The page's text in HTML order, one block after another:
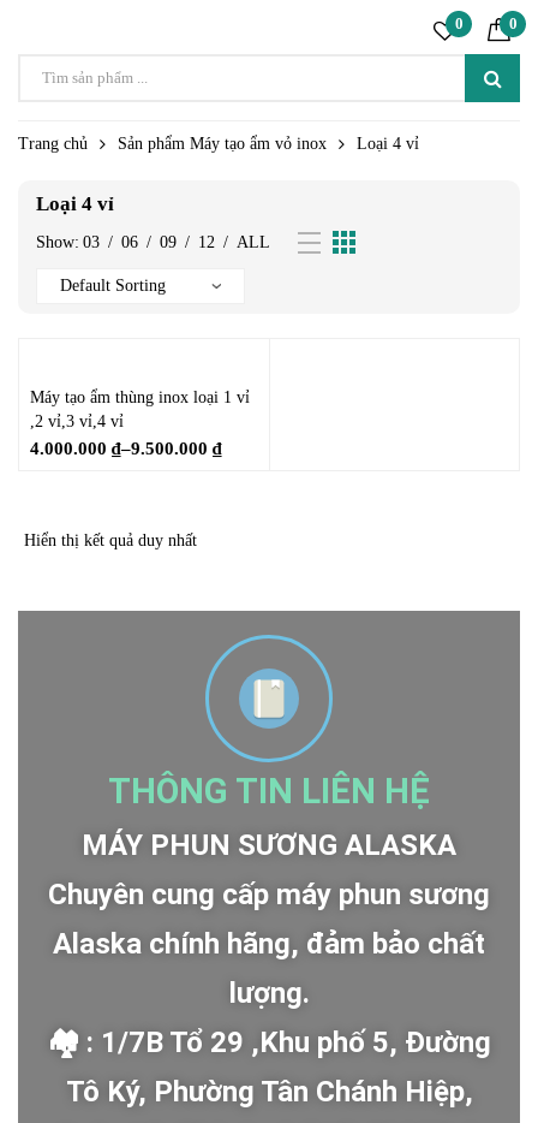
0 0
Trang chủ Sản phẩm Máy tạo ẩm vỏ inox Loại 4 vỉ
Loại 4 vỉ
Show: 03 / 06 / 09 / 12 / ALL
Máy tạo ẩm thùng inox loại 1 vỉ
,2 vỉ,3 vỉ,4 vỉ
4.000.000 ₫–9.500.000 ₫
Hiển thị kết quả duy nhất
THÔNG TIN LIÊN HỆ
MÁY PHUN SƯƠNG ALASKA
Chuyên cung cấp máy phun sương
Alaska chính hãng, đảm bảo chất
lượng.
🏘 : 1/7B Tổ 29 ,Khu phố 5, Đường
Tô Ký, Phường Tân Chánh Hiệp,